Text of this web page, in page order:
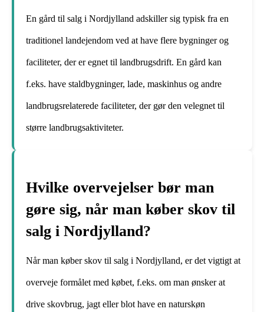
En gård til salg i Nordjylland adskiller sig typisk fra en
traditionel landejendom ved at have flere bygninger og
faciliteter, der er egnet til landbrugsdrift. En gård kan
f.eks. have staldbygninger, lade, maskinhus og andre
landbrugsrelaterede faciliteter, der gør den velegnet til
større landbrugsaktiviteter.
Hvilke overvejelser bør man
gøre sig, når man køber skov til
salg i Nordjylland?
Når man køber skov til salg i Nordjylland, er det vigtigt at
overveje formålet med købet, f.eks. om man ønsker at
drive skovbrug, jagt eller blot have en naturskøn